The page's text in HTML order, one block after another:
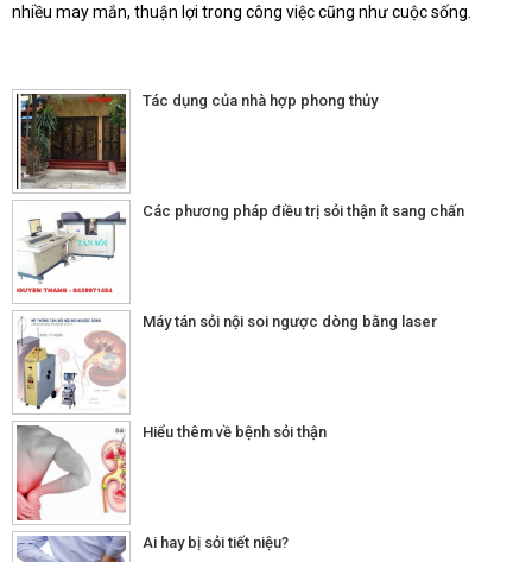
nhiều may mắn, thuận lợi trong công việc cũng như cuộc sống.
Tác dụng của nhà hợp phong thủy
Các phương pháp điều trị sỏi thận ít sang chấn
Máy tán sỏi nội soi ngược dòng bằng laser
Hiểu thêm về bệnh sỏi thận
Ai hay bị sỏi tiết niệu?